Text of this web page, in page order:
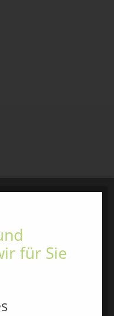
für Sie